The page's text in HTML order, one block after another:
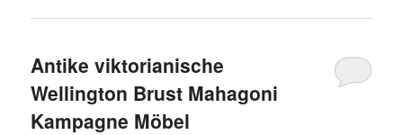
Antike viktorianische
Wellington Brust Mahagoni
Kampagne Möbel